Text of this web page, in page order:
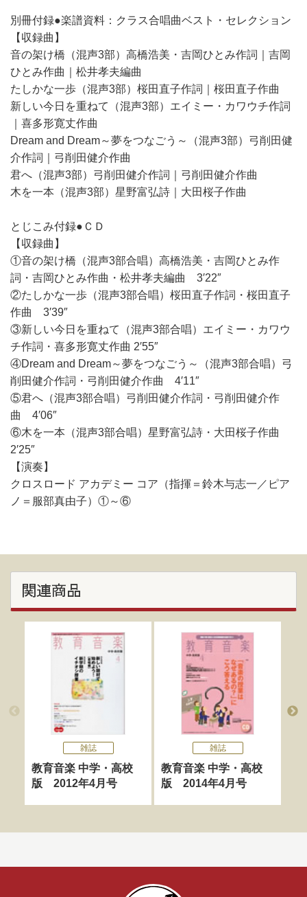
別冊付録●楽譜資料：クラス合唱曲ベスト・セレクション
【収録曲】
音の架け橋（混声3部）高橋浩美・吉岡ひとみ作詞｜吉岡
ひとみ作曲｜松井孝夫編曲
たしかな一歩（混声3部）桜田直子作詞｜桜田直子作曲
新しい今日を重ねて（混声3部）エイミー・カワウチ作詞
｜喜多形寛丈作曲
Dream and Dream～夢をつなごう～（混声3部）弓削田健
介作詞｜弓削田健介作曲
君へ（混声3部）弓削田健介作詞｜弓削田健介作曲
木を一本（混声3部）星野富弘詩｜大田桜子作曲
とじこみ付録●ＣＤ
【収録曲】
①音の架け橋（混声3部合唱）高橋浩美・吉岡ひとみ作
詞・吉岡ひとみ作曲・松井孝夫編曲 3′22″
②たしかな一歩（混声3部合唱）桜田直子作詞・桜田直子
作曲 3′39″
③新しい今日を重ねて（混声3部合唱）エイミー・カワウ
チ作詞・喜多形寛丈作曲 2′55″
④Dream and Dream～夢をつなごう～（混声3部合唱）弓
削田健介作詞・弓削田健介作曲 4′11″
⑤君へ（混声3部合唱）弓削田健介作詞・弓削田健介作
曲 4′06″
⑥木を一本（混声3部合唱）星野富弘詩・大田桜子作曲
2′25″
【演奏】
クロスロード アカデミー コア（指揮＝鈴木与志一／ピア
ノ＝服部真由子）①～⑥
関連商品
雑誌
教育音楽 中学・高校
版 2012年4月号
雑誌
教育音楽 中学・高校
版 2014年4月号